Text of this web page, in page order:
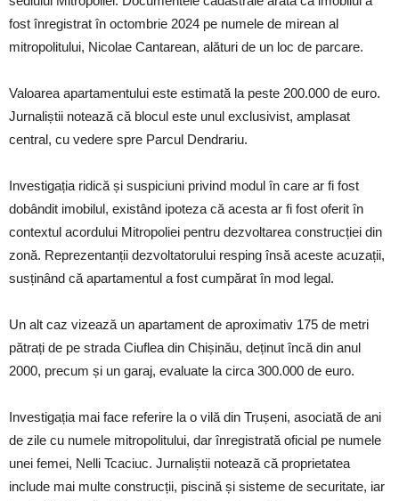
fost înregistrat în octombrie 2024 pe numele de mirean al
mitropolitului, Nicolae Cantarean, alături de un loc de parcare.
Valoarea apartamentului este estimată la peste 200.000 de euro.
Jurnaliștii notează că blocul este unul exclusivist, amplasat
central, cu vedere spre Parcul Dendrariu.
Investigația ridică și suspiciuni privind modul în care ar fi fost
dobândit imobilul, existând ipoteza că acesta ar fi fost oferit în
contextul acordului Mitropoliei pentru dezvoltarea construcției din
zonă. Reprezentanții dezvoltatorului resping însă aceste acuzații,
susținând că apartamentul a fost cumpărat în mod legal.
Un alt caz vizează un apartament de aproximativ 175 de metri
pătrați de pe strada Ciuflea din Chișinău, deținut încă din anul
2000, precum și un garaj, evaluate la circa 300.000 de euro.
Investigația mai face referire la o vilă din Trușeni, asociată de ani
de zile cu numele mitropolitului, dar înregistrată oficial pe numele
unei femei, Nelli Tcaciuc. Jurnaliștii notează că proprietatea
include mai multe construcții, piscină și sisteme de securitate, iar